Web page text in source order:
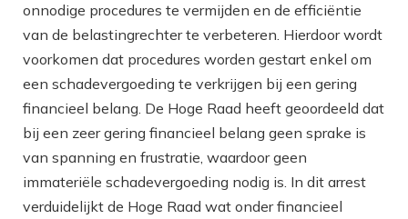
onnodige procedures te vermijden en de efficiëntie
van de belastingrechter te verbeteren. Hierdoor wordt
voorkomen dat procedures worden gestart enkel om
een schadevergoeding te verkrijgen bij een gering
financieel belang. De Hoge Raad heeft geoordeeld dat
bij een zeer gering financieel belang geen sprake is
van spanning en frustratie, waardoor geen
immateriële schadevergoeding nodig is. In dit arrest
verduidelijkt de Hoge Raad wat onder financieel